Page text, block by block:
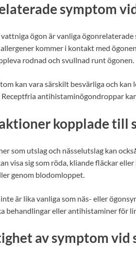
symptom
ögon är vanliga
kommer i kontakt med
rodnad och svullnad runt ögonen.
kan vara särskilt besvärliga och
antihistaminögondroppar
kopplade till
som utslag och nässelutslag kan
visa sig som röda, kliande fläckar
genom blodomloppet.
är lika vanliga som näs- eller
behandlingar eller antihistaminer för
av symptom vid